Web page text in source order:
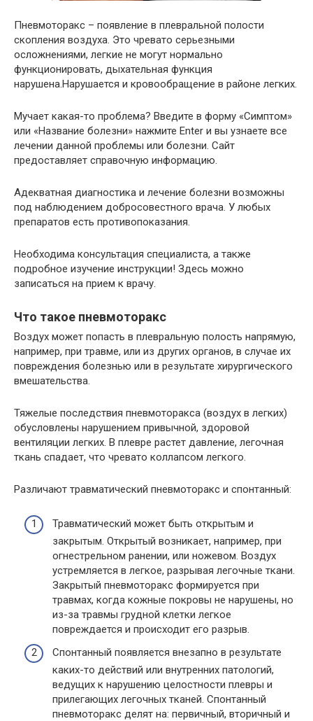
Пневмоторакс – появление в плевральной полости
скопления воздуха. Это чревато серьезными
осложнениями, легкие не могут нормально
функционировать, дыхательная функция
нарушена.Нарушается и кровообращение в районе легких.
Мучает какая-то проблема? Введите в форму «Симптом»
или «Название болезни» нажмите Enter и вы узнаете все
лечении данной проблемы или болезни. Сайт
предоставляет справочную информацию.
Адекватная диагностика и лечение болезни возможны
под наблюдением добросовестного врача. У любых
препаратов есть противопоказания.
Необходима консультация специалиста, а также
подробное изучение инструкции! Здесь можно
записаться на прием к врачу.
Что такое пневмоторакс
Воздух может попасть в плевральную полость напрямую,
например, при травме, или из других органов, в случае их
повреждения болезнью или в результате хирургического
вмешательства.
Тяжелые последствия пневмоторакса (воздух в легких)
обусловлены нарушением привычной, здоровой
вентиляции легких. В плевре растет давление, легочная
ткань спадает, что чревато коллапсом легкого.
Различают травматический пневмоторакс и спонтанный:
Травматический может быть открытым и
закрытым. Открытый возникает, например, при
огнестрельном ранении, или ножевом. Воздух
устремляется в легкое, разрывая легочные ткани.
Закрытый пневмоторакс формируется при
травмах, когда кожные покровы не нарушены, но
из-за травмы грудной клетки легкое
повреждается и происходит его разрыв.
Спонтанный появляется внезапно в результате
каких-то действий или внутренних патологий,
ведущих к нарушению целостности плевры и
прилегающих легочных тканей. Спонтанный
пневмоторакс делят на: первичный, вторичный и